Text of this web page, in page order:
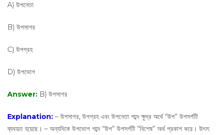
A) উপনেতা
B) উপসাগর
C) উপগ্রহ
D) উপভোগ
Answer: B) উপসাগর
Explanation: – উপসাগর, উপগ্রহ এবং উপনেতা শব্দে ক্ষুদ্র অর্থে “উপ” উপসর্গটি
ব্যবহৃত হয়েছে। – অন্যদিকে উপভোগ শব্দে “উপ” উপসর্গটি “বিশেষ” অর্থ প্রকাশ করে। উৎস: